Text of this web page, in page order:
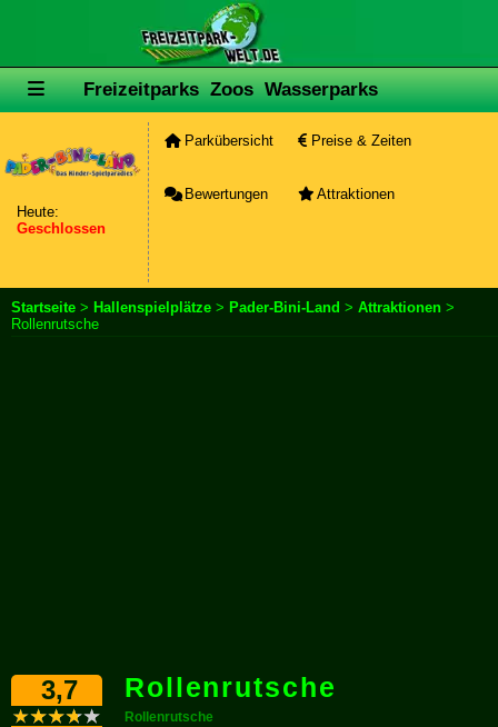
Freizeitparks Zoos Wasserparks
Heute:
Geschlossen
Parkübersicht Preise & Zeiten
Bewertungen Attraktionen
Startseite > Hallenspielplätze > Pader-Bini-Land > Attraktionen >
Rollenrutsche
3,7 Rollenrutsche
Rollenrutsche